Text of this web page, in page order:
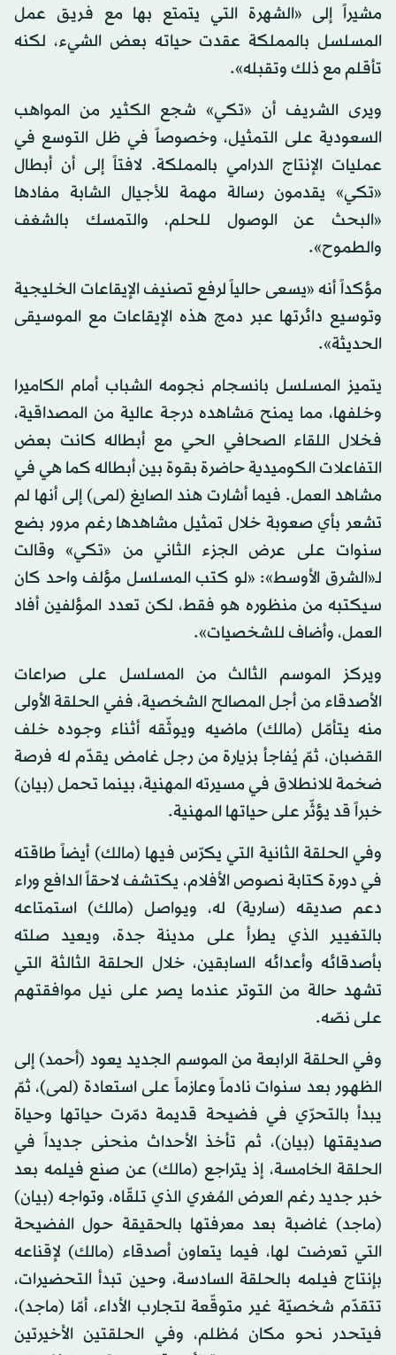
مشيراً إلى «الشهرة التي يتمتع بها مع فريق عمل
المسلسل بالمملكة عقدت حياته بعض الشيء، لكنه
تأقلم مع ذلك وتقبله».
ويرى الشريف أن «تكي» شجع الكثير من المواهب
السعودية على التمثيل، وخصوصاً في ظل التوسع في
عمليات الإنتاج الدرامي بالمملكة. لافتاً إلى أن أبطال
«تكي» يقدمون رسالة مهمة للأجيال الشابة مفادها
«البحث عن الوصول للحلم، والتمسك بالشغف
والطموح».
مؤكداً أنه «يسعى حالياً لرفع تصنيف الإيقاعات الخليجية
وتوسيع دائرتها عبر دمج هذه الإيقاعات مع الموسيقى
الحديثة».
يتميز المسلسل بانسجام نجومه الشباب أمام الكاميرا
وخلفها، مما يمنح مَشاهده درجة عالية من المصداقية،
فخلال اللقاء الصحافي الحي مع أبطاله كانت بعض
التفاعلات الكوميدية حاضرة بقوة بين أبطاله كما هي في
مشاهد العمل. فيما أشارت هند الصايغ (لمى) إلى أنها لم
تشعر بأي صعوبة خلال تمثيل مشاهدها رغم مرور بضع
سنوات على عرض الجزء الثاني من «تكي» وقالت
لـ«الشرق الأوسط»: «لو كتب المسلسل مؤلف واحد كان
سيكتبه من منظوره هو فقط، لكن تعدد المؤلفين أفاد
العمل، وأضاف للشخصيات».
ويركز الموسم الثالث من المسلسل على صراعات
الأصدقاء من أجل المصالح الشخصية، ففي الحلقة الأولى
منه يتأمّل (مالك) ماضيه ويوثّقه أثناء وجوده خلف
القضبان، ثمّ يُفاجأ بزيارة من رجل غامض يقدّم له فرصة
ضخمة للانطلاق في مسيرته المهنية، بينما تحمل (بيان)
خبراً قد يؤثّر على حياتها المهنية.
وفي الحلقة الثانية التي يكرّس فيها (مالك) أيضاً طاقته
في دورة كتابة نصوص الأفلام، يكتشف لاحقاً الدافع وراء
دعم صديقه (سارية) له، ويواصل (مالك) استمتاعه
بالتغيير الذي يطرأ على مدينة جدة، ويعيد صلته
بأصدقائه وأعدائه السابقين، خلال الحلقة الثالثة التي
تشهد حالة من التوتر عندما يصر على نيل موافقتهم
على نصّه.
وفي الحلقة الرابعة من الموسم الجديد يعود (أحمد) إلى
الظهور بعد سنوات نادماً وعازماً على استعادة (لمى)، ثمّ
يبدأ بالتحرّي في فضيحة قديمة دمّرت حياتها وحياة
صديقتها (بيان)، ثم تأخذ الأحداث منحنى جديداً في
الحلقة الخامسة، إذ يتراجع (مالك) عن صنع فيلمه بعد
خبر جديد رغم العرض المُغري الذي تلقّاه، وتواجه (بيان)
(ماجد) غاضبة بعد معرفتها بالحقيقة حول الفضيحة
التي تعرضت لها، فيما يتعاون أصدقاء (مالك) لإقناعه
بإنتاج فيلمه بالحلقة السادسة، وحين تبدأ التحضيرات،
تتقدّم شخصيّة غير متوقّعة لتجارب الأداء، أمّا (ماجد)،
فيتحدر نحو مكان مُظلم، وفي الحلقتين الأخيرتين